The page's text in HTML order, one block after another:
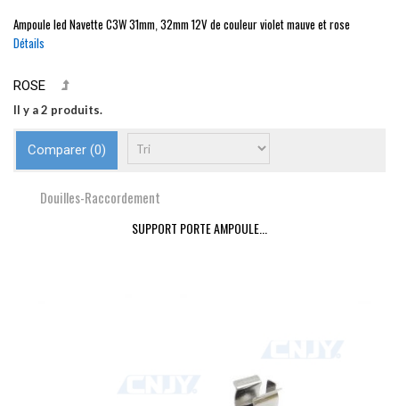
Ampoule ledNavette C3W31mm, 32mm12V de couleur violet mauve et rose
Détails
ROSE
Il y a 2 produits.
Comparer (0)
Douilles-Raccordement
SUPPORT PORTE AMPOULE...